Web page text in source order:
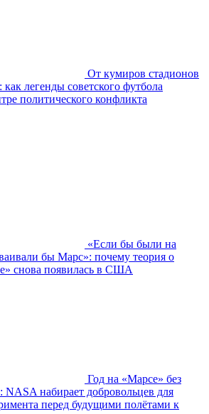
От кумиров стадионов
легенды советского футбола
политического конфликта
«Если бы были на
бы Марс»: почему теория о
снова появилась в США
Год на «Марсе» без
NASA набирает добровольцев для
перед будущими полётами к